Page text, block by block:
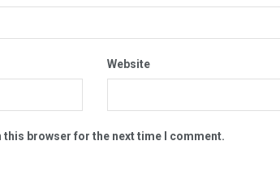
Website
this browser for the next time I comment.